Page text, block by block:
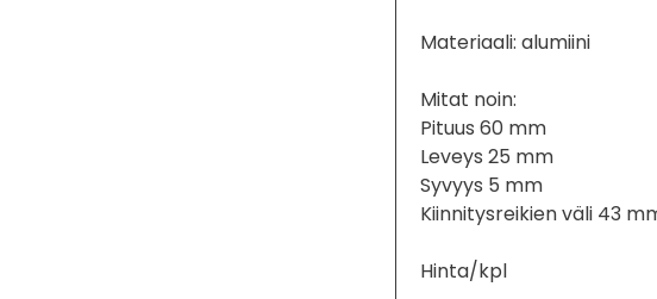
Materiaali: alumiini
Mitat noin:
Pituus 60 mm
Leveys 25 mm
Syvyys 5 mm
Kiinnitysreikien väli 43
Hinta/kpl